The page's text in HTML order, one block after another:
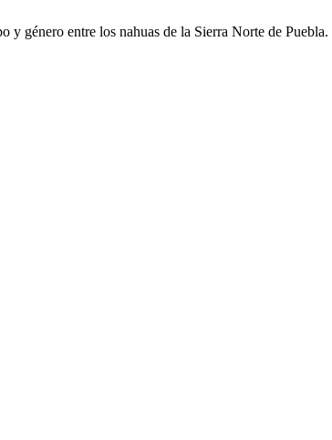
y género entre los nahuas de la Sierra Norte de Puebla.